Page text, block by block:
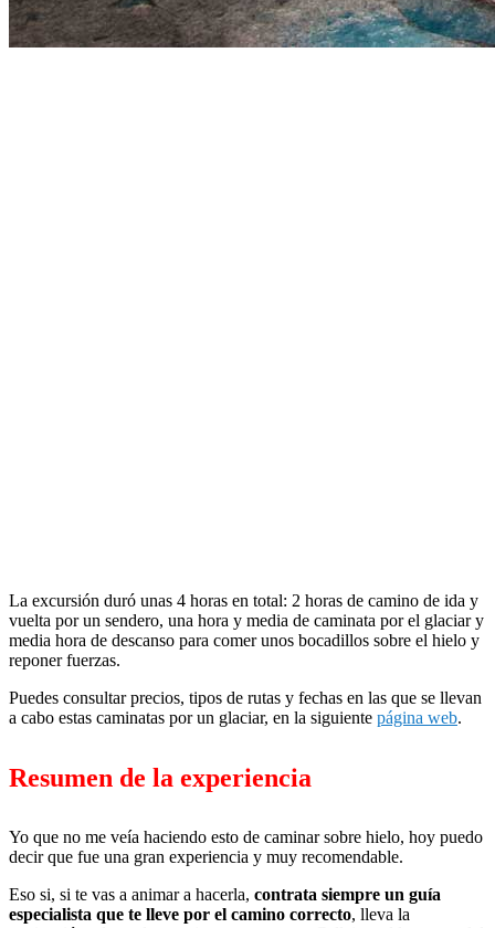
La excursión duró unas 4 horas en total: 2 horas de camino de ida y
vuelta por un sendero, una hora y media de caminata por el glaciar y
media hora de descanso para comer unos bocadillos sobre el hielo y
reponer fuerzas.
Puedes consultar precios, tipos de rutas y fechas en las que se llevan
a cabo estas caminatas por un glaciar, en la siguiente página web.
Resumen de la experiencia
Yo que no me veía haciendo esto de caminar sobre hielo, hoy puedo
decir que fue una gran experiencia y muy recomendable.
Eso si, si te vas a animar a hacerla, contrata siempre un guía
especialista que te lleve por el camino correcto, lleva la